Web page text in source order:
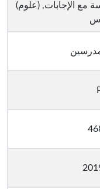
مع الإجابات, (علوم)